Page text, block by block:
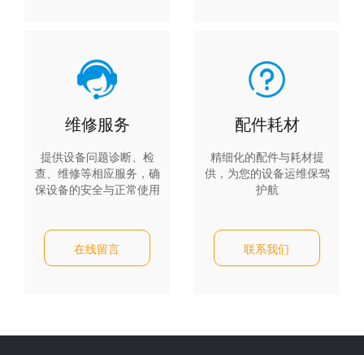
维修服务
提供设备问题诊断、检
查、维修等相应服务，确
保设备的安全与正常使用
在线留言
配件耗材
精细化的配件与耗材提
供，为您的设备运维保驾
护航
联系我们